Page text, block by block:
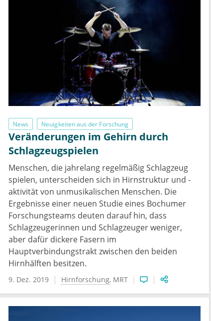
News Neuigkeiten aus der Forschung
Veränderungen im Gehirn durch
Schlagzeugspielen
Menschen, die jahrelang regelmäßig Schlagzeug
spielen, unterscheiden sich in Hirnstruktur und -
aktivität von unmusikalischen Menschen. Die
Ergebnisse einer neuen Studie eines Bochumer
Forschungsteams deuten darauf hin, dass
Schlagzeugerinnen und Schlagzeuger weniger,
aber dafür dickere Fasern im
Hauptverbindungstrakt zwischen den beiden
Hirnhälften besitzen.
9. Dez. 2019 Hirnforschung MRT